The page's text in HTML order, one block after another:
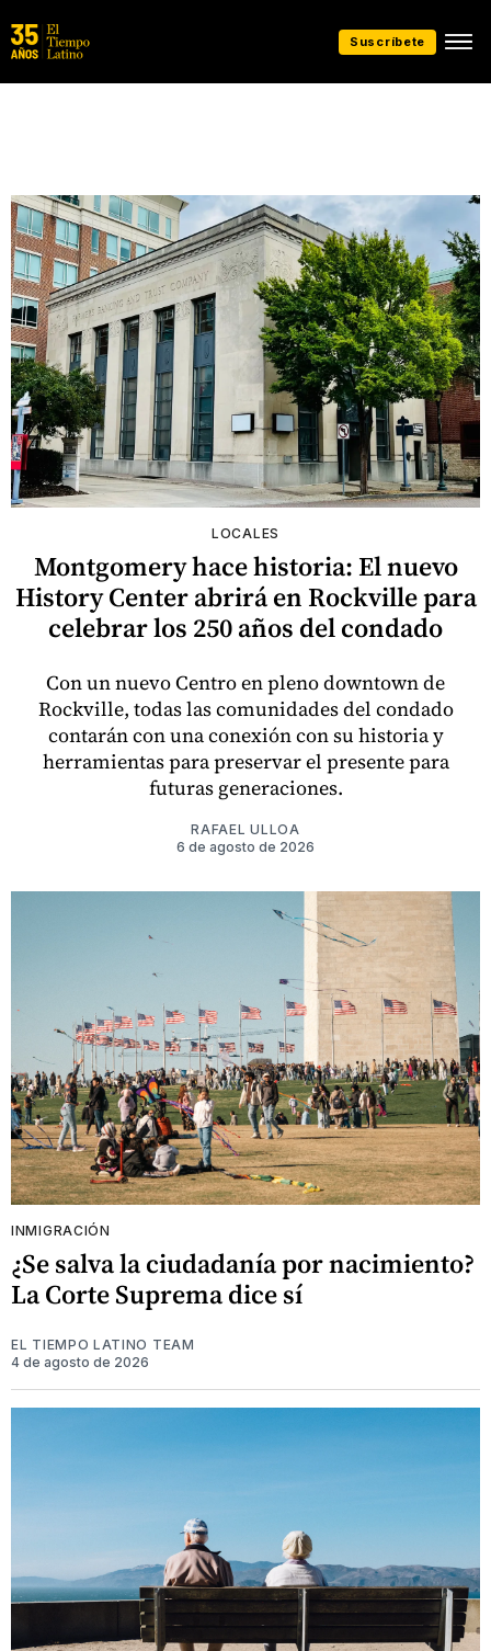
Suscríbete
Presentado
INMIGRACIÓN
¿Se salva la ciudadanía por nacimiento?
La Corte Suprema dice sí
EL TIEMPO LATINO TEAM
4 de agosto de 2026
LOCALES
Montgomery hace historia: El nuevo
History Center abrirá en Rockville para
celebrar los 250 años del condado
Con un nuevo Centro en pleno downtown de
Rockville, todas las comunidades del condado
contarán con una conexión con su historia y
herramientas para preservar el presente para
futuras generaciones.
RAFAEL ULLOA
6 de agosto de 2026